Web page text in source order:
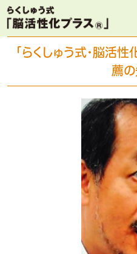
「らくしゅう式・脳活性
薦